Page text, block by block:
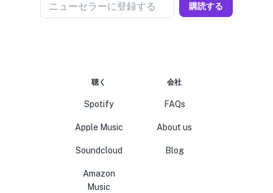
ニューセラーに登録する 購読する
聴く
Spotify
Apple Music
Soundcloud
Amazon
Music
会社
FAQs
About us
Blog